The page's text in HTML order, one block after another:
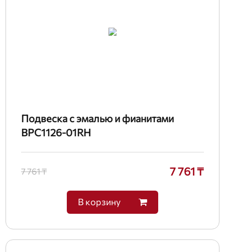
Подвеска с эмалью и фианитами
BPC1126-01RH
7 761 ₸ 7 761 ₸
В корзину